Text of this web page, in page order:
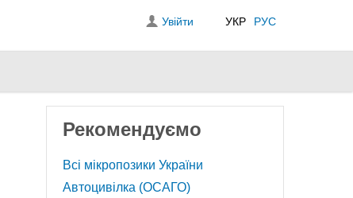
Увійти УКР РУС
Рекомендуємо
Всі мікропозики України
Автоцивілка (ОСАГО)